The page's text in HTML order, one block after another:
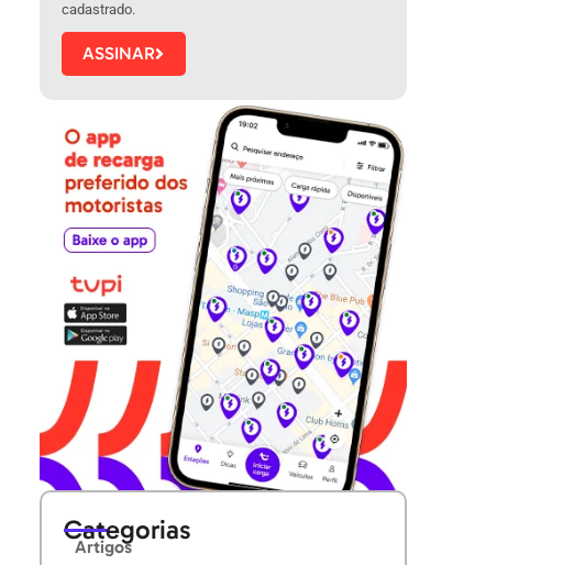
cadastrado.
ASSINAR
Categorias
Artigos